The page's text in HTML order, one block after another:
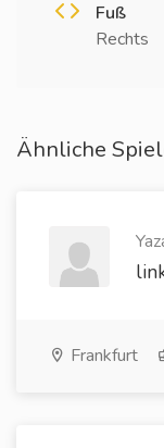
Fuß
Rechts
Ähnliche
Frankfurt